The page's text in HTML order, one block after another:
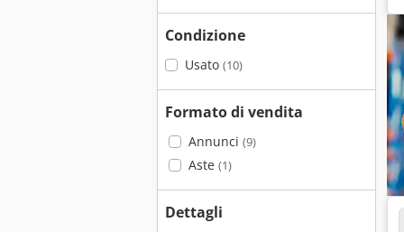
Condizione
Usato (10)
Formato di vendita
Annunci (9)
Aste (1)
Dettagli